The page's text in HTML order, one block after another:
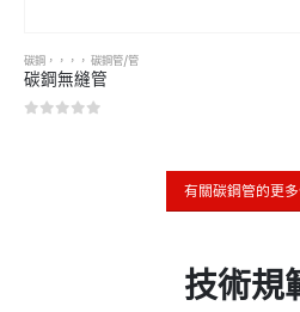
碳鋼 ，，，， 碳鋼管/管
碳鋼無縫管
有關碳鋼管的更
技術規